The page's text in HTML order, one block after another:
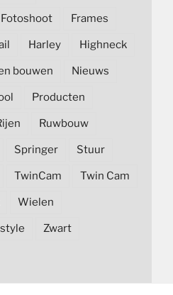
Fotoshoot Frames
Harley Highneck
bouwen Nieuws
Producten
Ruwbouw
Springer Stuur
TwinCam Twin Cam
Wielen
Zwart